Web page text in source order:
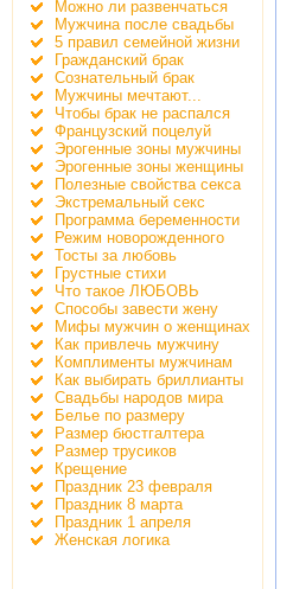
Можно ли развенчаться
Мужчина после свадьбы
5 правил семейной жизни
Гражданский брак
Сознательный брак
Мужчины мечтают...
Чтобы брак не распался
Французский поцелуй
Эрогенные зоны мужчины
Эрогенные зоны женщины
Полезные свойства секса
Экстремальный секс
Программа беременности
Режим новорожденного
Тосты за любовь
Грустные стихи
Что такое ЛЮБОВЬ
Способы завести жену
Мифы мужчин о женщинах
Как привлечь мужчину
Комплименты мужчинам
Как выбирать бриллианты
Свадьбы народов мира
Белье по размеру
Размер бюстгалтера
Размер трусиков
Крещение
Праздник 23 февраля
Праздник 8 марта
Праздник 1 апреля
Женская логика